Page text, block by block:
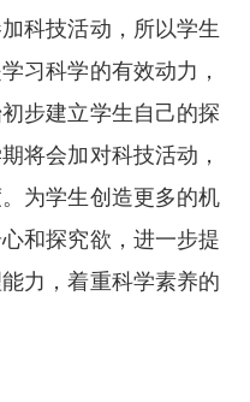
科技活动，所以学生
习科学的有效动力，
步建立学生自己的探
将会加对科技活动，
为学生创造更多的机
和探究欲，进一步提
力，着重科学素养的